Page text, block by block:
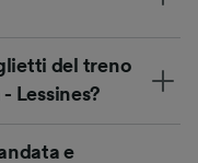
del treno
Lessines?
e